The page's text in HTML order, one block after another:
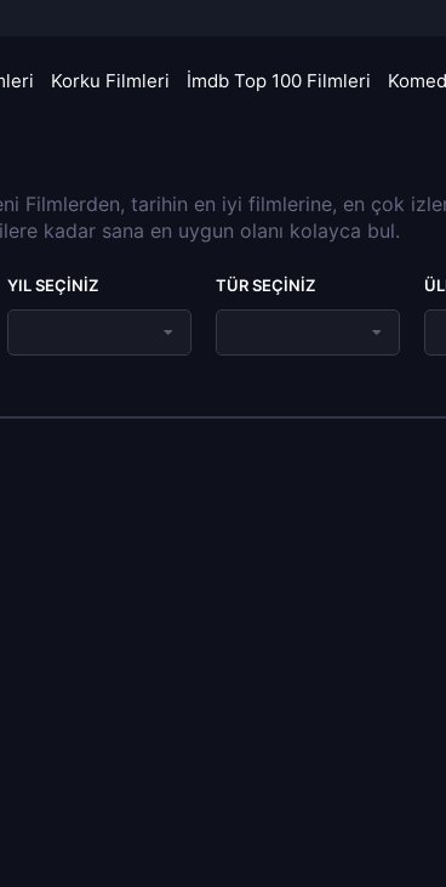
Korku Filmleri İmdb Top 100 Filmleri
Filmlerden, tarihin en iyi filmlerine, en çok
kadar sana en uygun olanı kolayca bul.
YIL SEÇINIZ TÜR SEÇINIZ